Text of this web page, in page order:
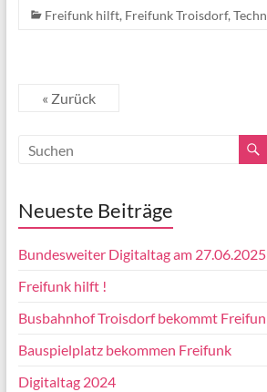
Freifunk hilft, Freifunk Troisdorf,
« Zurück
Neueste Beiträge
Bundesweiter Digitaltag am 27.06.2025
Freifunk hilft !
Busbahnhof Troisdorf bekommt
Bauspielplatz bekommen Freifunk
Digitaltag 2024